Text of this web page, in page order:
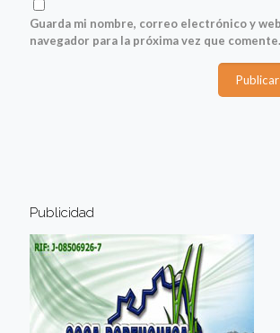
Guarda mi nombre, correo electrónico y
navegador para la próxima vez que comente.
Publicidad